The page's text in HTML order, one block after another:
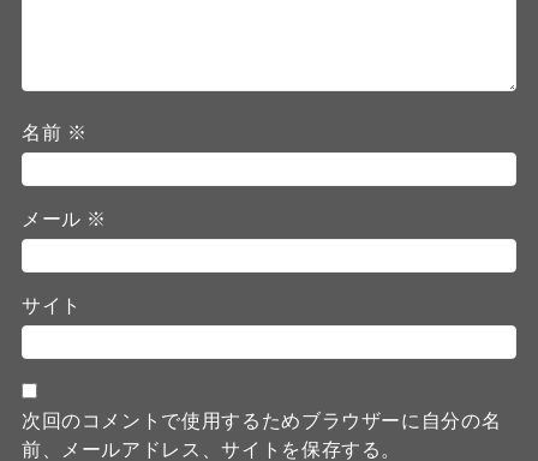
名前 ※
メール ※
サイト
次回のコメントで使用するためブラウザーに自分の名
前、メールアドレス、サイトを保存する。